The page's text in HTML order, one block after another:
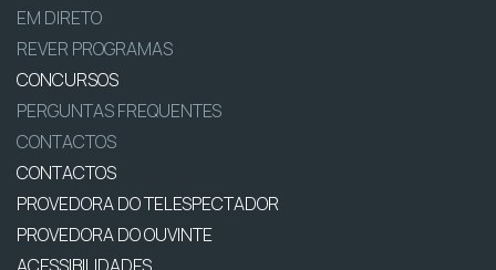
EM DIRETO
REVER PROGRAMAS
CONCURSOS
PERGUNTAS FREQUENTES
CONTACTOS
CONTACTOS
PROVEDORA DO TELESPECTADOR
PROVEDORA DO OUVINTE